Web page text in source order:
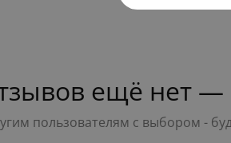
ещё нет —
пользователям с выбором -